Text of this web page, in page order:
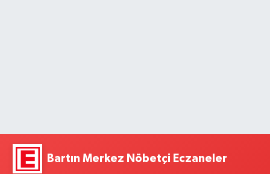
Bartın Merkez Nöbetçi Eczaneler